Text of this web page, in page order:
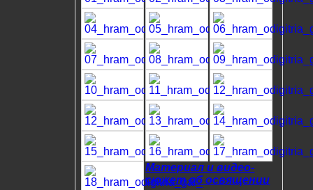
Материал и видео-
сюжет об освящении